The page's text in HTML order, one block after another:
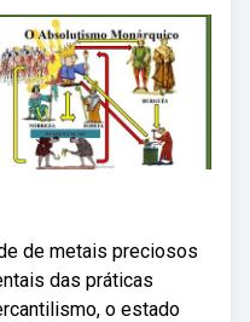
de metais preciosos
das práticas
o estado